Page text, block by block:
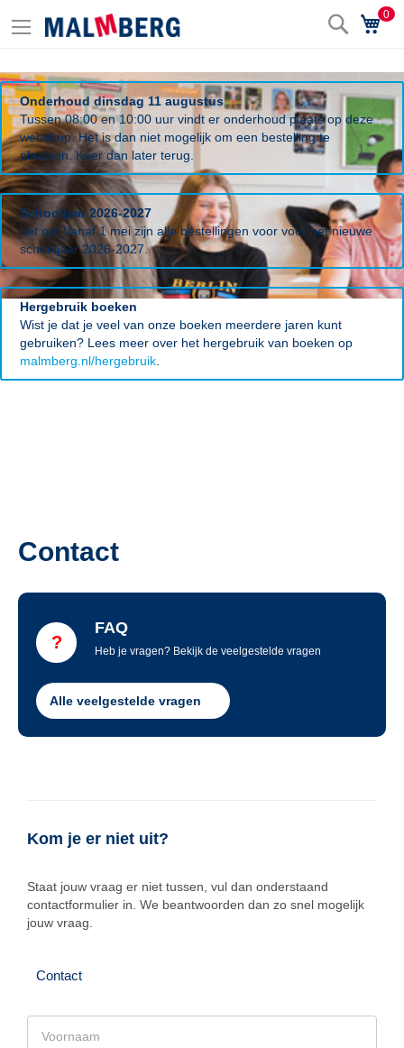
Zoek0
Onderhoud dinsdag 11 augustus
Tussen 08:00 en 10:00 uur vindt er onderhoud plaats op deze
webshop. Het is dan niet mogelijk om een bestelling te
plaatsen. Keer dan later terug.
Schooljaar 2026-2027
Let op! Vanaf 1 mei zijn alle bestellingen voor voor het nieuwe
schooljaar 2026-2027.
Hergebruik boeken
Wist je dat je veel van onze boeken meerdere jaren kunt
gebruiken? Lees meer over het hergebruik van boeken op
malmberg.nl/hergebruik
Contact
FAQ
Heb je vragen? Bekijk de veelgestelde vragen
Alle veelgestelde vragen
Kom je er niet uit?
Staat jouw vraag er niet tussen, vul dan onderstaand
contactformulier in. We beantwoorden dan zo snel mogelijk
jouw vraag.
Contact